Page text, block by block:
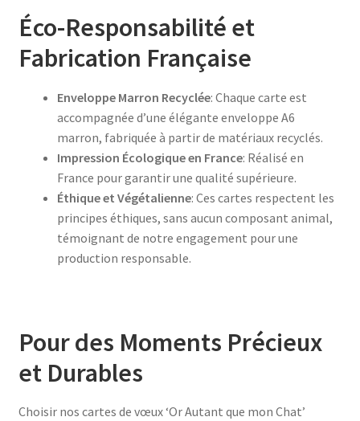
Éco-Responsabilité et
Fabrication Française
Enveloppe Marron Recyclée: Chaque carte est
accompagnée d’une élégante enveloppe A6
marron, fabriquée à partir de matériaux recyclés.
Impression Écologique en France: Réalisé en
France pour garantir une qualité supérieure.
Éthique et Végétalienne: Ces cartes respectent les
principes éthiques, sans aucun composant animal,
témoignant de notre engagement pour une
production responsable.
Pour des Moments Précieux
et Durables
Choisir nos cartes de vœux ‘Or Autant que mon Chat’